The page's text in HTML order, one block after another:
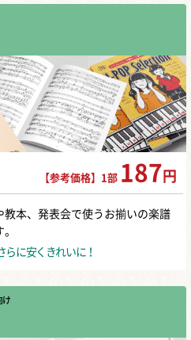
【参考価格】1部 187 円
本、発表会で使うお揃いの楽譜
らに安くきれいに！
け